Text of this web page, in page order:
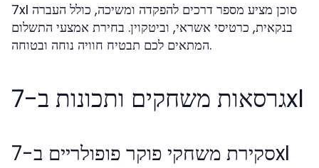
7xl סוכן מציע מספר דרכים להפקדה ומשיכה, כולל העברה
בנקאית, כרטיסי אשראי, וביטקוין. בחירת אמצעי התשלום
המתאים לכם תבטיח חוויה נוחה ובטוחה.
גרסאות משחקים ותכונות ב-7xl
סקירת משחקי פוקר פופולריים ב-7xl